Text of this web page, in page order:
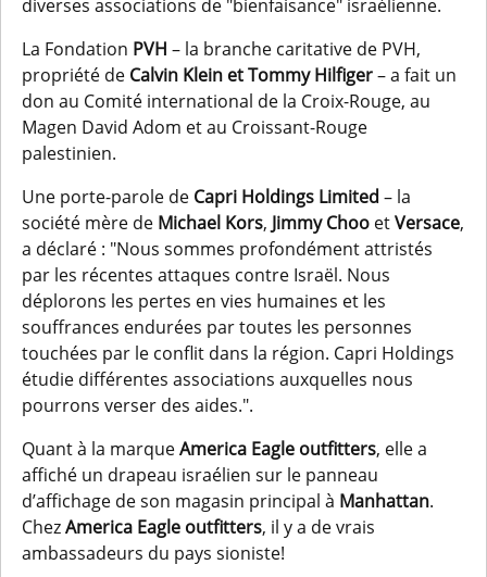
diverses associations de "bienfaisance" israélienne.
La Fondation PVH – la branche caritative de PVH,
propriété de Calvin Klein etTommy Hilfiger– a fait un
don au Comité international de la Croix-Rouge, au
Magen David Adom et au Croissant-Rouge
palestinien.
Une porte-parole de Capri Holdings Limited – la
société mère de Michael Kors, Jimmy Choo etVersace,
a déclaré : "Nous sommes profondément attristés
par les récentes attaques contre Israël. Nous
déplorons les pertes en vies humaines et les
souffrances endurées par toutes les personnes
touchées par le conflit dans la région. Capri Holdings
étudie différentes associations auxquelles nous
pourrons verser des aides.".
Quant à la marqueAmerica Eagle outfitters, elle a
affiché un drapeau israélien sur le panneau
d’affichage de son magasin principal à Manhattan.
ChezAmerica Eagle outfitters, il y a de vrais
ambassadeurs du pays sioniste!